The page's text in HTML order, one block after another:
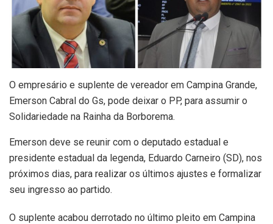
O empresário e suplente de vereador em Campina Grande,
Emerson Cabral do Gs, pode deixar o PP, para assumir o
Solidariedade na Rainha da Borborema.
Emerson deve se reunir com o deputado estadual e
presidente estadual da legenda, Eduardo Carneiro (SD), nos
próximos dias, para realizar os últimos ajustes e formalizar
seu ingresso ao partido.
O suplente acabou derrotado no último pleito em Campina